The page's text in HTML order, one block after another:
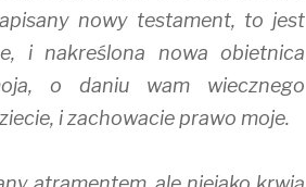
nowy testament, to jest
i nakreślona nowa obietnica
o daniu wam wiecznego
i zachowacie prawo moje.